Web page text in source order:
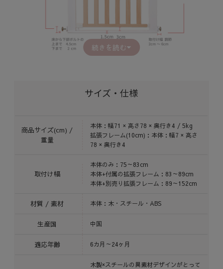
続きを読む
サイズ・仕様
商品サイズ(cm) /
重量
本体：幅71 × 高さ78 × 奥行き4 / 5kg
拡張フレーム(10cm)：本体：幅7 × 高さ
78 × 奥行き4
取付け幅
本体のみ：75～83cm
本体+付属の拡張フレーム：83～89cm
本体+別売り拡張フレーム：89～152cm
材質 / 素材 本体：木・スチール・ABS
生産国 中国
適応年齢 6カ月～24ヶ月
木製×スチールの異素材デザインがとって